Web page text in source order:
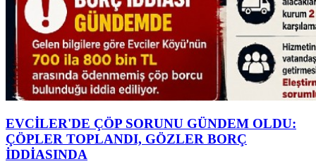
EVCİLER'DE ÇÖP SORUNU GÜNDEM OLDU:
ÇÖPLER TOPLANDI, GÖZLER BORÇ
İDDİASINDA